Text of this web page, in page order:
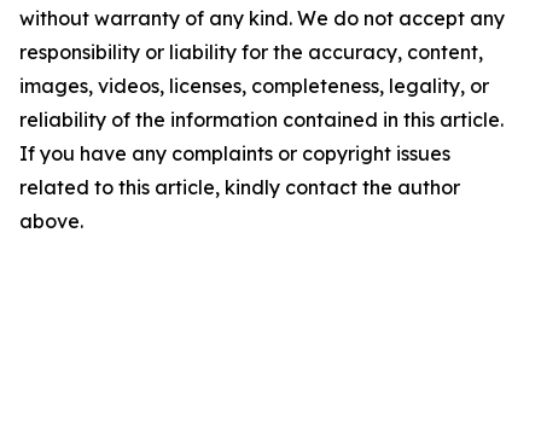
without warranty of any kind. We do not accept any
responsibility or liability for the accuracy, content,
images, videos, licenses, completeness, legality, or
reliability of the information contained in this article.
If you have any complaints or copyright issues
related to this article, kindly contact the author
above.